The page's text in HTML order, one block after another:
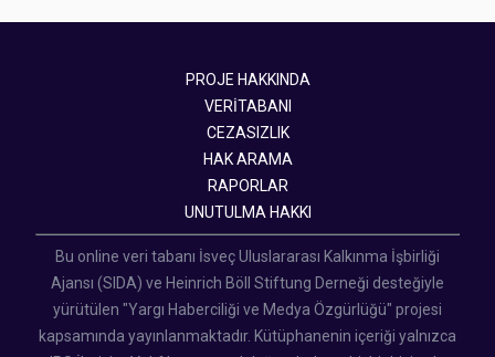
PROJE HAKKINDA
VERİTABANI
CEZASIZLIK
HAK ARAMA
RAPORLAR
UNUTULMA HAKKI
Bu online veri tabanı İsveç Uluslararası Kalkınma İşbirliği
Ajansı (SIDA) ve Heinrich Böll Stiftung Derneği desteğiyle
yürütülen "Yargı Haberciliği ve Medya Özgürlüğü" projesi
kapsamında yayınlanmaktadır. Kütüphanenin içeriği yalnızca